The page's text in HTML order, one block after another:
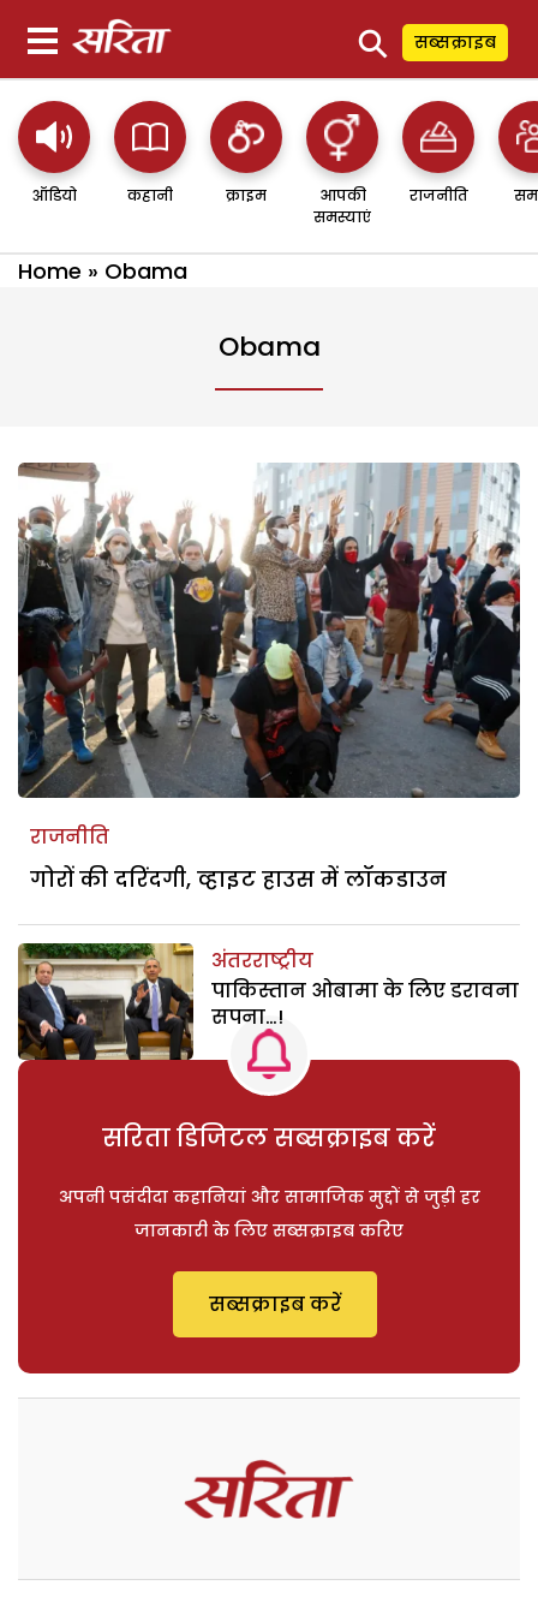
⚲ सब्सक्राइब
ऑडियो कहानी क्राइम
आपकी
समस्याएं
राजनीति
Home » Obama
Obama
राजनीति
गोरों की दरिंदगी, व्हाइट हाउस में लॉकडाउन
अंतरराष्ट्रीय
पाकिस्तान ओबामा के लिए डरावना
सपना…!
सरिता डिजिटल सब्सक्राइब करें
अपनी पसंदीदा कहानियां और सामाजिक मुद्दों से जुड़ी हर
जानकारी के लिए सब्सक्राइब करिए
सब्सक्राइब करें